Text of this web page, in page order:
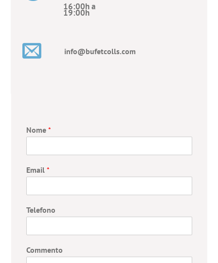
16:00h a
19:00h
info@bufetcolls.com
Nome *
Email *
Telefono
Commento